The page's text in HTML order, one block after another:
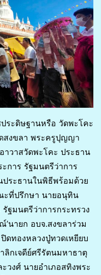
ระดิษฐานหรือ วัดพะโคะ
สงขลา พระครูปุญญา
าวาสวัดพะโคะ ประธาน
การ รัฐมนตรีว่าการ
ประธานในพิธีพร้อมด้วย
ะที่ปรึกษา นายอนุทิน
ฐมนตรีว่าการกระทรวง
นายก อบจ.สงขลาร่วม
ดทองหลวงปู่ทวดเหยียบ
กเจดีย์ศรีรัตนมหาธาตุ
วงศ์ นายอำเภอสทิงพระ